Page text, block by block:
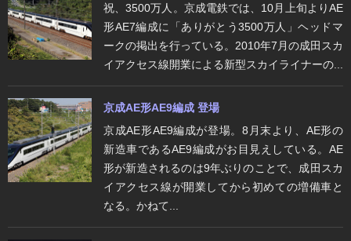
祝、3500万人。京成電鉄では、10月上旬よりAE
形AE7編成に「ありがとう3500万人」ヘッドマ
ークの掲出を行っている。2010年7月の成田スカ
イアクセス線開業による新型スカイライナーの...
京成AE形AE9編成 登場
京成AE形AE9編成が登場。8月末より、AE形の
新造車であるAE9編成がお目見えしている。AE
形が新造されるのは9年ぶりのことで、成田スカ
イアクセス線が開業してから初めての増備車と
なる。かねて...